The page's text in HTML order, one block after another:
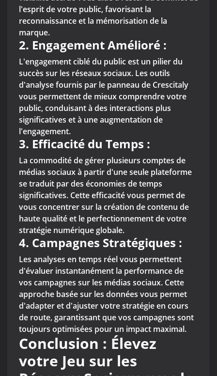
l'esprit de votre public, favorisant la
reconnaissance et la mémorisation de la
marque.
2. Engagement Amélioré :
L'engagement ciblé du public est un pilier du
succès sur les réseaux sociaux. Les outils
d'analyse fournis par le panneau de Crescitaly
vous permettent de mieux comprendre votre
public, conduisant à des interactions plus
significatives et à une augmentation de
l'engagement.
3. Efficacité du Temps :
La commodité de gérer plusieurs comptes de
médias sociaux à partir d'une seule plateforme
se traduit par des économies de temps
significatives. Cette efficacité vous permet de
vous concentrer sur la création de contenu de
haute qualité et le perfectionnement de votre
stratégie numérique globale.
4. Campagnes Stratégiques :
Les analyses en temps réel vous permettent
d'évaluer instantanément la performance de
vos campagnes sur les médias sociaux. Cette
approche basée sur les données vous permet
d'adapter et d'ajuster votre stratégie en cours
de route, garantissant que vos campagnes sont
toujours optimisées pour un impact maximal.
Conclusion : Élevez
votre Jeu sur les